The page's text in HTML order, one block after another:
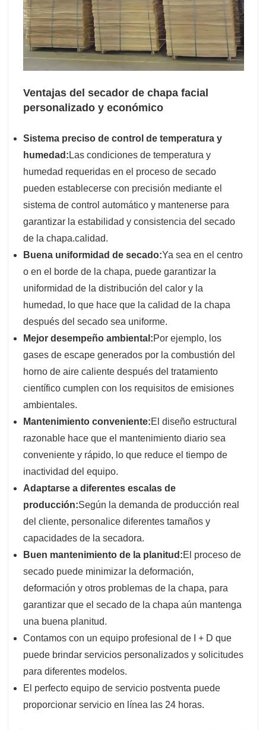
Ventajas del secador de chapa facial
personalizado y económico
Sistema preciso de control de temperatura y
humedad: Las condiciones de temperatura y
humedad requeridas en el proceso de secado
pueden establecerse con precisión mediante el
sistema de control automático y mantenerse para
garantizar la estabilidad y consistencia del secado
de la chapa.calidad.
Buena uniformidad de secado:Ya sea en el centro
o en el borde de la chapa, puede garantizar la
uniformidad de la distribución del calor y la
humedad, lo que hace que la calidad de la chapa
después del secado sea uniforme.
Mejor desempeño ambiental:Por ejemplo, los
gases de escape generados por la combustión del
horno de aire caliente después del tratamiento
científico cumplen con los requisitos de emisiones
ambientales.
Mantenimiento conveniente:El diseño estructural
razonable hace que el mantenimiento diario sea
conveniente y rápido, lo que reduce el tiempo de
inactividad del equipo.
Adaptarse a diferentes escalas de
producción:Según la demanda de producción real
del cliente, personalice diferentes tamaños y
capacidades de la secadora.
Buen mantenimiento de la planitud:El proceso de
secado puede minimizar la deformación,
deformación y otros problemas de la chapa, para
garantizar que el secado de la chapa aún mantenga
una buena planitud.
Contamos con un equipo profesional de I + D que
puede brindar servicios personalizados y solicitudes
para diferentes modelos.
El perfecto equipo de servicio postventa puede
proporcionar servicio en línea las 24 horas.